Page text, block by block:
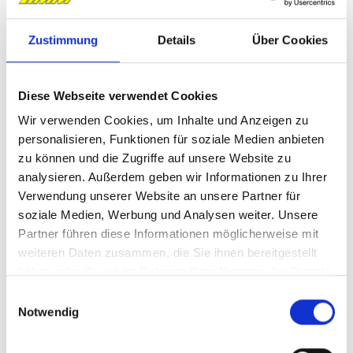
Zustimmung Details Über Cookies
Diese Webseite verwendet Cookies
Wir verwenden Cookies, um Inhalte und Anzeigen zu
personalisieren, Funktionen für soziale Medien anbieten
zu können und die Zugriffe auf unsere Website zu
analysieren. Außerdem geben wir Informationen zu Ihrer
Verwendung unserer Website an unsere Partner für
soziale Medien, Werbung und Analysen weiter. Unsere
Partner führen diese Informationen möglicherweise mit
weiteren Daten zusammen, die Sie ihnen bereitgestellt
Notwendig
Rollos bieten flexiblen Sichtschutz und
optimale Lichtregulierung für ein
angenehmes Raumklima.